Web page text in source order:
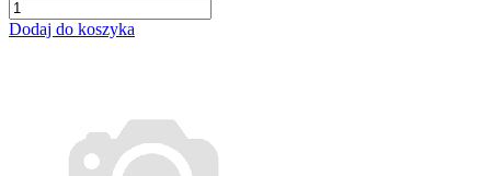
Dodaj do koszyka